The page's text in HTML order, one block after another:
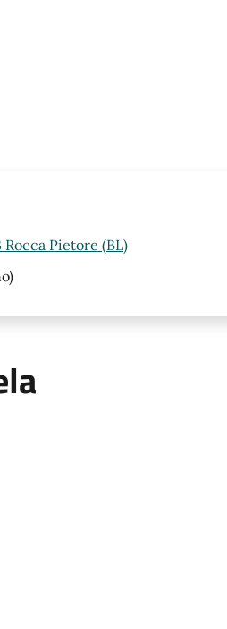
Rocca Pietore (BL)